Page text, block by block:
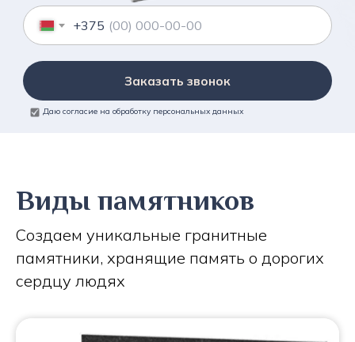
+375
Заказать звонок
Даю согласие на обработку персональных данных
Виды памятников
Создаем уникальные гранитные
памятники, хранящие память о дорогих
сердцу людях